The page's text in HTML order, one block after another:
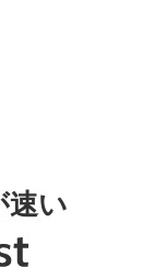
速い